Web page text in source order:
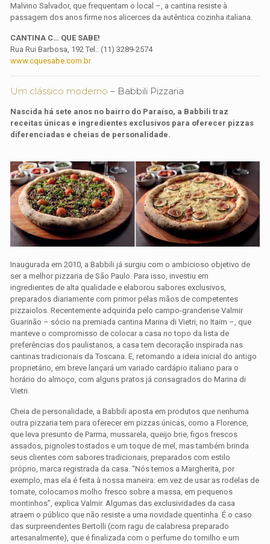
Malvino Salvador, que frequentam o local –, a cantina resiste à
passagem dos anos firme nos alicerces da autêntica cozinha italiana.
CANTINA C… QUE SABE!
Rua Rui Barbosa, 192 Tel.: (11) 3289-2574
www.cquesabe.com.br
Um clássico moderno – Babbili Pizzaria
Nascida há sete anos no bairro do Paraíso, a Babbili traz
receitas únicas e ingredientes exclusivos para oferecer pizzas
diferenciadas e cheias de personalidade.
Inaugurada em 2010, a Babbili já surgiu com o ambicioso objetivo de
ser a melhor pizzaria de São Paulo. Para isso, investiu em
ingredientes de alta qualidade e elaborou sabores exclusivos,
preparados diariamente com primor pelas mãos de competentes
pizzaiolos. Recentemente adquirida pelo campo-grandense Valmir
Guarinão – sócio na premiada cantina Marina di Vietri, no Itaim –, que
manteve o compromisso de colocar a casa no topo da lista de
preferências dos paulistanos, a casa tem decoração inspirada nas
cantinas tradicionais da Toscana. E, retomando a ideia inicial do antigo
proprietário, em breve lançará um variado cardápio italiano para o
horário do almoço, com alguns pratos já consagrados do Marina di
Vietri.
Cheia de personalidade, a Babbili aposta em produtos que nenhuma
outra pizzaria tem para oferecer em pizzas únicas, como a Florence,
que leva presunto de Parma, mussarela, queijo brie, figos frescos
assados, pignoles tostados e um toque de mel, mas também brinda
seus clientes com sabores tradicionais, preparados com estilo
próprio, marca registrada da casa. “Nós temos a Margherita, por
exemplo, mas ela é feita à nossa maneira: em vez de usar as rodelas de
tomate, colocamos molho fresco sobre a massa, em pequenos
montinhos”, explica Valmir. Algumas das exclusividades da casa
atraem o público que não resiste a uma novidade quentinha. É o caso
das surpreendentes Bertolli (com ragu de calabresa preparado
artesanalmente), que é finalizada com o perfume do tomilho e um